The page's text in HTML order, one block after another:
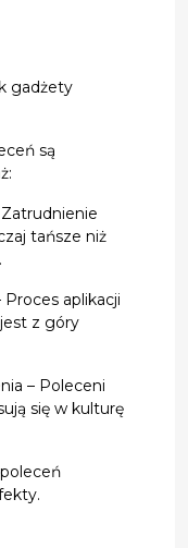
gadżety
są
tańsze niż
Proces aplikacji
z góry
– Poleceni
się w kulturę